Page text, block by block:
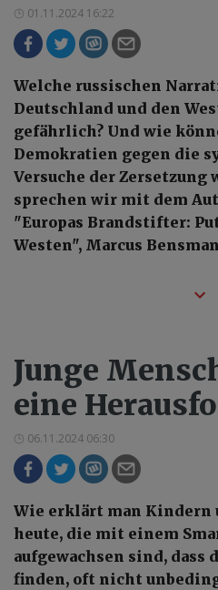
01.11.2024 16:22
Welche russischen
Deutschland und den
gefährlich? Und wie
Demokratien gegen die
Versuche der Zersetzung
sprechen wir mit dem
"Europas Brandstifter:
Westen", Marcus
Junge
eine
06.11.2024 06:30
Wie erklärt man Kindern
heute, die mit einem
aufgewachsen sind, dass
finden, oft nicht